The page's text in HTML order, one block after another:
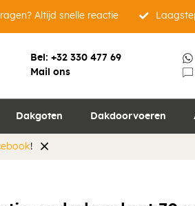
Altijd snelle reactie
Bel: +32 330 477 69
Mail ons
Dakgoten Dakdoorvoeren
!